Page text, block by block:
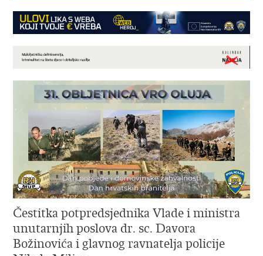
Čestitka potpredsjednika Vlade i ministra
unutarnjih poslova dr. sc. Davora
Božinovića i glavnog ravnatelja policije